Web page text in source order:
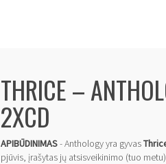
THRICE –
2XCD
APIBŪDINIMAS- Anthology yra gyvas
pjūvis, įrašytas jų atsisveikinimo (tuo